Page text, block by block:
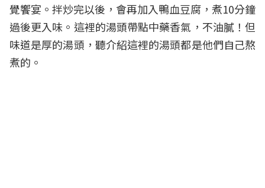
覺饗宴。拌炒完以後，會再加入鴨血豆腐，煮10分鐘
過後更入味。這裡的湯頭帶點中藥香氣，不油膩！但
味道是厚的湯頭，聽介紹這裡的湯頭都是他們自己熬
煮的。